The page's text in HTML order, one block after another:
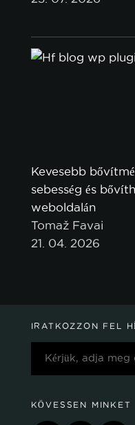
Kevesebb
sebesség és
weboldalán
Tomaž Favai
21. 04. 2026
IRATKOZZON FEL
KÖVESSEN MINKET